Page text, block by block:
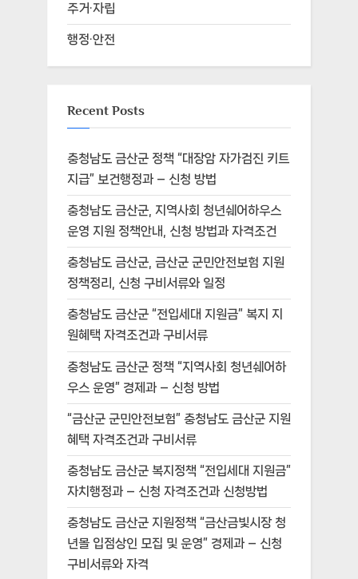
주거·자립
행정·안전
Recent Posts
충청남도 금산군 정책 “대장암 자가검진 키트
지급” 보건행정과 – 신청 방법
충청남도 금산군, 지역사회 청년쉐어하우스
운영 지원 정책안내, 신청 방법과 자격조건
충청남도 금산군, 금산군 군민안전보험 지원
정책정리, 신청 구비서류와 일정
충청남도 금산군 “전입세대 지원금” 복지 지
원혜택 자격조건과 구비서류
충청남도 금산군 정책 “지역사회 청년쉐어하
우스 운영” 경제과 – 신청 방법
“금산군 군민안전보험” 충청남도 금산군 지원
혜택 자격조건과 구비서류
충청남도 금산군 복지정책 “전입세대 지원금”
자치행정과 – 신청 자격조건과 신청방법
충청남도 금산군 지원정책 “금산금빛시장 청
년몰 입점상인 모집 및 운영” 경제과 – 신청
구비서류와 자격